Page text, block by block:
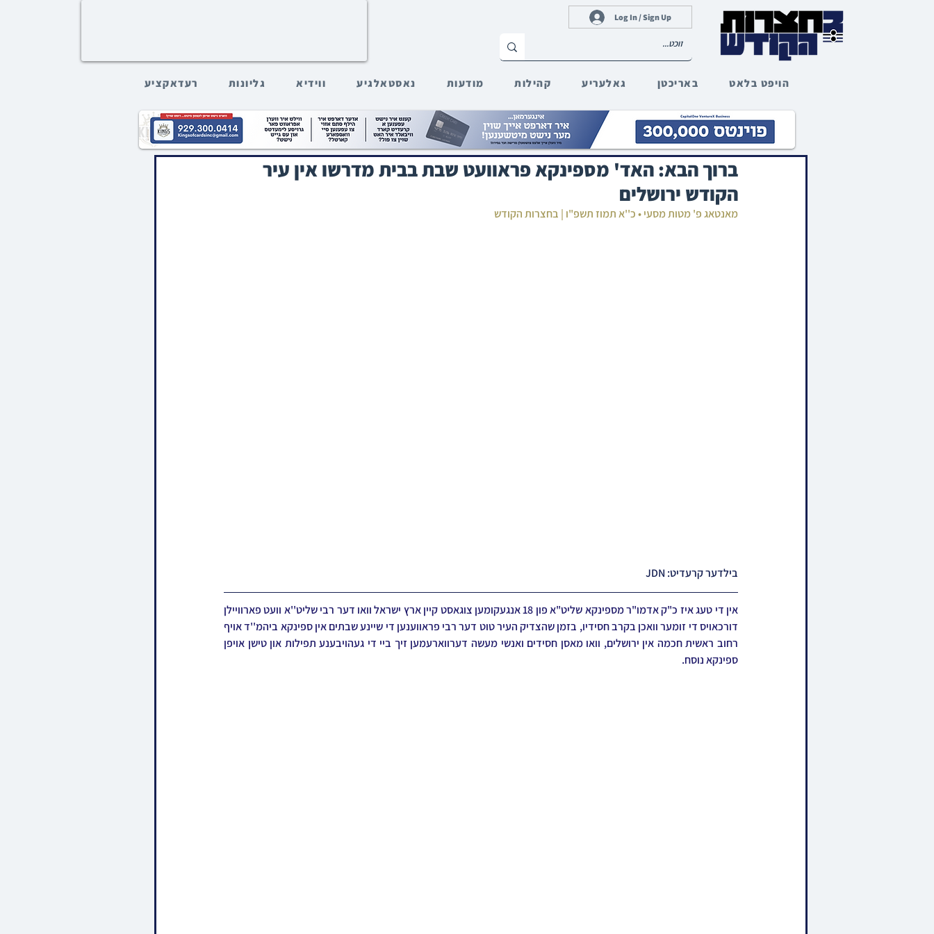
הויפט בלאט באריכטן גאלעריע קהילות מודעות נאסטאלגיע ווידיא גליונות רעדאקציע
Log In / Sign Up
ברוך הבא: האד' מספינקא פראוועט שבת בבית מדרשו אין עיר
הקודש ירושלים
מאנטאג פ' מטות מסעי • כ''א תמוז תשפ"ו | בחצרות הקודש
בילדער קרעדיט: JDN
ספינקא נוסח.